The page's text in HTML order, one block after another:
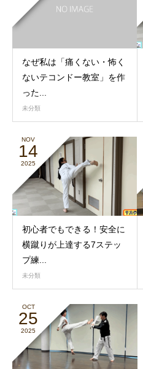
なぜ私は「痛くない・怖く
ないテコンドー教室」を作
った...
未分類
NOV
14
2025
初心者でもできる！安全に
横蹴りが上達する7ステッ
プ練...
未分類
OCT
25
2025